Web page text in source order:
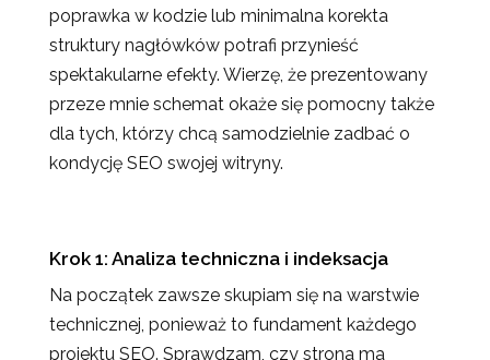
poprawka w kodzie lub minimalna korekta
struktury nagłówków potrafi przynieść
spektakularne efekty. Wierzę, że prezentowany
przeze mnie schemat okaże się pomocny także
dla tych, którzy chcą samodzielnie zadbać o
kondycję SEO swojej witryny.
Krok 1: Analiza techniczna i indeksacja
Na początek zawsze skupiam się na warstwie
technicznej, ponieważ to fundament każdego
projektu SEO. Sprawdzam, czy strona ma